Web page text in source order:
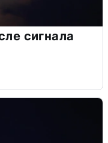
сигнала